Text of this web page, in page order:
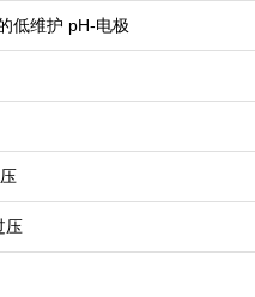
低维护 pH-电极
压